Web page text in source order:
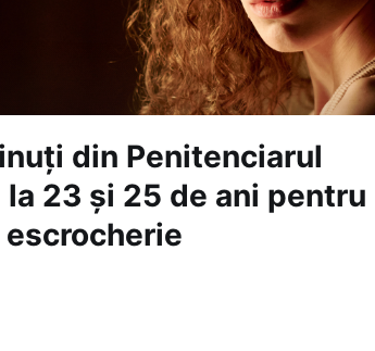
din Penitenciarul
23 și 25 de ani pentru